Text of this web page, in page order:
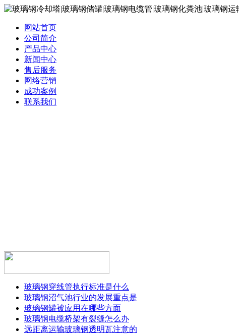
网站首页
公司简介
产品中心
新闻中心
售后服务
网络营销
成功案例
联系我们
玻璃钢穿线管执行标准是什么
玻璃钢沼气池行业的发展重点是
玻璃钢罐被应用在哪些方面
玻璃钢电缆桥架有裂缝怎么办
远距离运输玻璃钢透明瓦注意的